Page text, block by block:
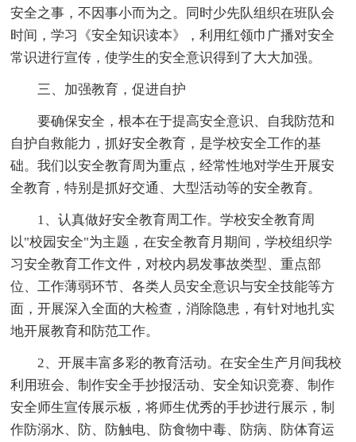
安全之事，不因事小而为之。同时少先队组织在班队会
时间，学习《安全知识读本》，利用红领巾广播对安全
常识进行宣传，使学生的安全意识得到了大大加强。
三、加强教育，促进自护
要确保安全，根本在于提高安全意识、自我防范和
自护自救能力，抓好安全教育，是学校安全工作的基
础。我们以安全教育周为重点，经常性地对学生开展安
全教育，特别是抓好交通、大型活动等的安全教育。
1、认真做好安全教育周工作。学校安全教育周
以"校园安全"为主题，在安全教育月期间，学校组织学
习安全教育工作文件，对校内易发事故类型、重点部
位、工作薄弱环节、各类人员安全意识与安全技能等方
面，开展深入全面的大检查，消除隐患，有针对地扎实
地开展教育和防范工作。
2、开展丰富多彩的教育活动。在安全生产月间我校
利用班会、制作安全手抄报活动、安全知识竞赛、制作
安全师生宣传展示板，将师生优秀的手抄进行展示，制
作防溺水、防、防触电、防食物中毒、防病、防体育运